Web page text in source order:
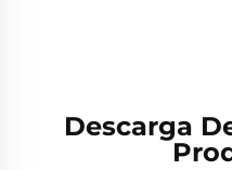
Descarga